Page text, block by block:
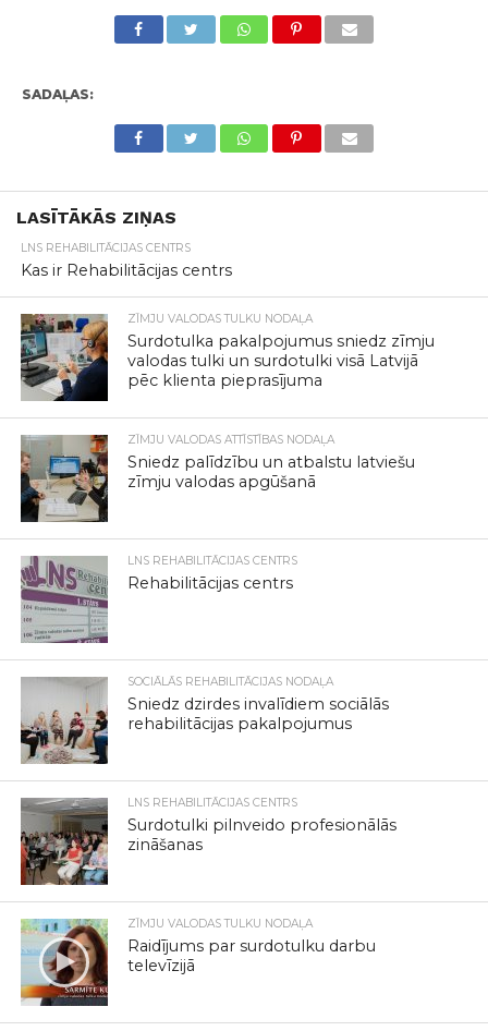
SADAĻAS:
LASĪTĀKĀS ZIŅAS
LNS REHABILITĀCIJAS CENTRS
Kas ir Rehabilitācijas centrs
ZĪMJU VALODAS TULKU NODAĻA
Surdotulka pakalpojumus sniedz zīmju
valodas tulki un surdotulki visā Latvijā
pēc klienta pieprasījuma
ZĪMJU VALODAS ATTĪSTĪBAS NODAĻA
Sniedz palīdzību un atbalstu latviešu
zīmju valodas apgūšanā
LNS REHABILITĀCIJAS CENTRS
Rehabilitācijas centrs
SOCIĀLĀS REHABILITĀCIJAS NODAĻA
Sniedz dzirdes invalīdiem sociālās
rehabilitācijas pakalpojumus
LNS REHABILITĀCIJAS CENTRS
Surdotulki pilnveido profesionālās
zināšanas
ZĪMJU VALODAS TULKU NODAĻA
Raidījums par surdotulku darbu
televīzijā